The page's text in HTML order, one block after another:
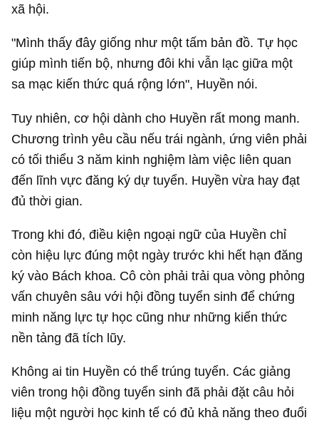
xã hội.
"Mình thấy đây giống như một tấm bản đồ. Tự học
giúp mình tiến bộ, nhưng đôi khi vẫn lạc giữa một
sa mạc kiến thức quá rộng lớn", Huyền nói.
Tuy nhiên, cơ hội dành cho Huyền rất mong manh.
Chương trình yêu cầu nếu trái ngành, ứng viên phải
có tối thiểu 3 năm kinh nghiệm làm việc liên quan
đến lĩnh vực đăng ký dự tuyển. Huyền vừa hay đạt
đủ thời gian.
Trong khi đó, điều kiện ngoại ngữ của Huyền chỉ
còn hiệu lực đúng một ngày trước khi hết hạn đăng
ký vào Bách khoa. Cô còn phải trải qua vòng phỏng
vấn chuyên sâu với hội đồng tuyển sinh để chứng
minh năng lực tự học cũng như những kiến thức
nền tảng đã tích lũy.
Không ai tin Huyền có thể trúng tuyển. Các giảng
viên trong hội đồng tuyển sinh đã phải đặt câu hỏi
liệu một người học kinh tế có đủ khả năng theo đuổi